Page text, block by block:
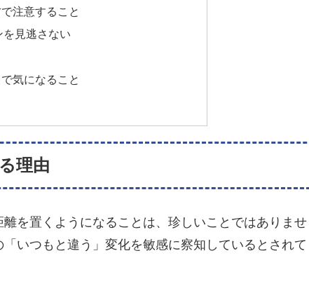
注意すること
見逃さない
気になること
理由
を置くようになることは、珍しいことではありませ
いつもと違う」変化を敏感に察知しているとされて